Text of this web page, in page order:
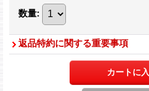
数量:
返品特約に関する重要事項